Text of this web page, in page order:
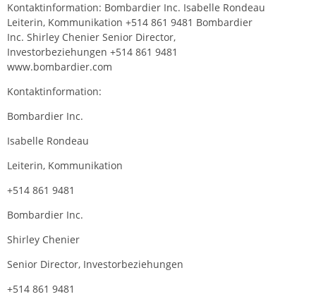
Kontaktinformation: Bombardier Inc. Isabelle Rondeau
Leiterin, Kommunikation +514 861 9481 Bombardier
Inc. Shirley Chenier Senior Director,
Investorbeziehungen +514 861 9481
www.bombardier.com
Kontaktinformation:
Bombardier Inc.
Isabelle Rondeau
Leiterin, Kommunikation
+514 861 9481
Bombardier Inc.
Shirley Chenier
Senior Director, Investorbeziehungen
+514 861 9481